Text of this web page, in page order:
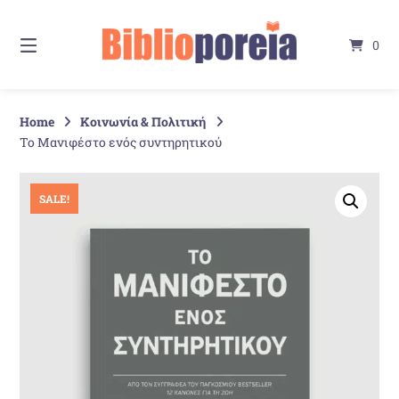
Inhalt
0
Home
Κοινωνία & Πολιτική
Το Μανιφέστο ενός συντηρητικού
SALE!